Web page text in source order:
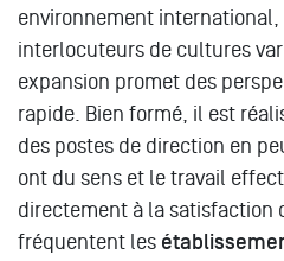
environnement
interlocuteurs de cultures
expansion promet des
rapide. Bien formé, il est
des postes de direction en
ont du sens et le travail
directement à la satisfaction
fréquentent les